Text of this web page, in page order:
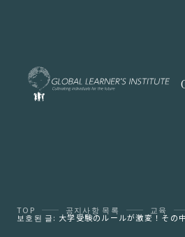
TOP 공지사항 목록 교육
보호된 글: 大学受験のルールが激変！その